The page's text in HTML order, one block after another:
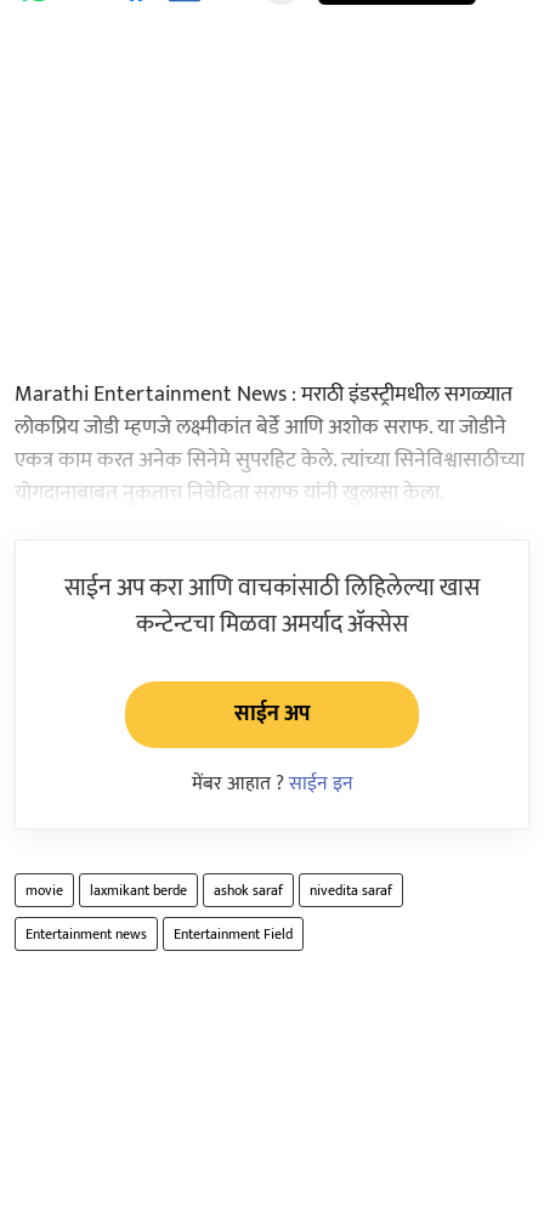
Marathi Entertainment News : मराठी इंडस्ट्रीमधील सगळ्यात
लोकप्रिय जोडी म्हणजे लक्ष्मीकांत बेर्डे आणि अशोक सराफ. या जोडीने
एकत्र काम करत अनेक सिनेमे सुपरहिट केले. त्यांच्या सिनेविश्वासाठीच्या
योगदानाबाबत नुकताच निवेदिता सराफ यांनी खुलासा केला.
साईन अप करा आणि वाचकांसाठी लिहिलेल्या खास
कन्टेन्टचा मिळवा अमर्याद ॲक्सेस
साईन अप
मेंबर आहात ?साईन इन
movie laxmikant berde ashok saraf
nivedita saraf
Entertainment news
Entertainment Field